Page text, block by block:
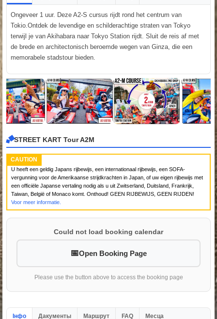
Ongeveer 1 uur. Deze A2-S cursus rijdt rond het centrum van
Tokio.Ontdek de levendige en schilderachtige straten van Tokyo
terwijl je van Akihabara naar Tokyo Station rijdt. Sluit de reis af met
de brede en architectonisch beroemde wegen van Ginza, die een
memorabele stadstour bieden.
STREET KART Tour A2M
CAUTION
U heeft een geldig Japans rijbewijs, een internationaal rijbewijs, een SOFA-
vergunning voor de Amerikaanse strijdkrachten in Japan, of uw eigen rijbewijs met
een officiële Japanse vertaling nodig als u uit Zwitserland, Duitsland, Frankrijk,
Taiwan, België of Monaco komt. Onthoud! GEEN RIJBEWIJS, GEEN RIJDEN!
Voor meer informatie.
Could not load booking calendar
Open Booking Page
Please use the button above to access the booking page
Інфо Дакументы Маршрут FAQ Месца